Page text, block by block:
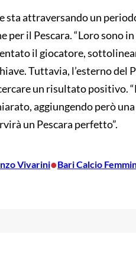
sta attraversando un
per il Pescara. “Loro sono
il giocatore,
Tuttavia, l’esterno del
un risultato positivo.
aggiungendo però
un Pescara perfetto”.
Vivarini•Bari Calcio